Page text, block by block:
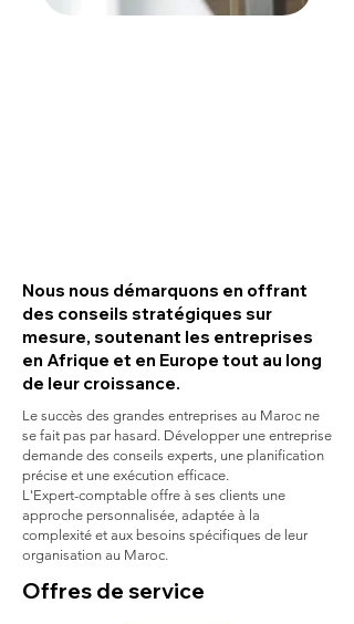
Nous nous démarquons en offrant
des conseils stratégiques sur
mesure, soutenant les entreprises
en Afrique et en Europe tout au long
de leur croissance.
Le succès des grandes entreprises au Maroc ne
se fait pas par hasard. Développer une entreprise
demande des conseils experts, une planification
précise et une exécution efficace.
L'Expert-comptable offre à ses clients une
approche personnalisée, adaptée à la
complexité et aux besoins spécifiques de leur
organisation au Maroc.
Offres de service